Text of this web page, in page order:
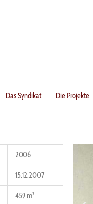
Das Syndikat Die Projekte
2006
15.12.2007
459 m²